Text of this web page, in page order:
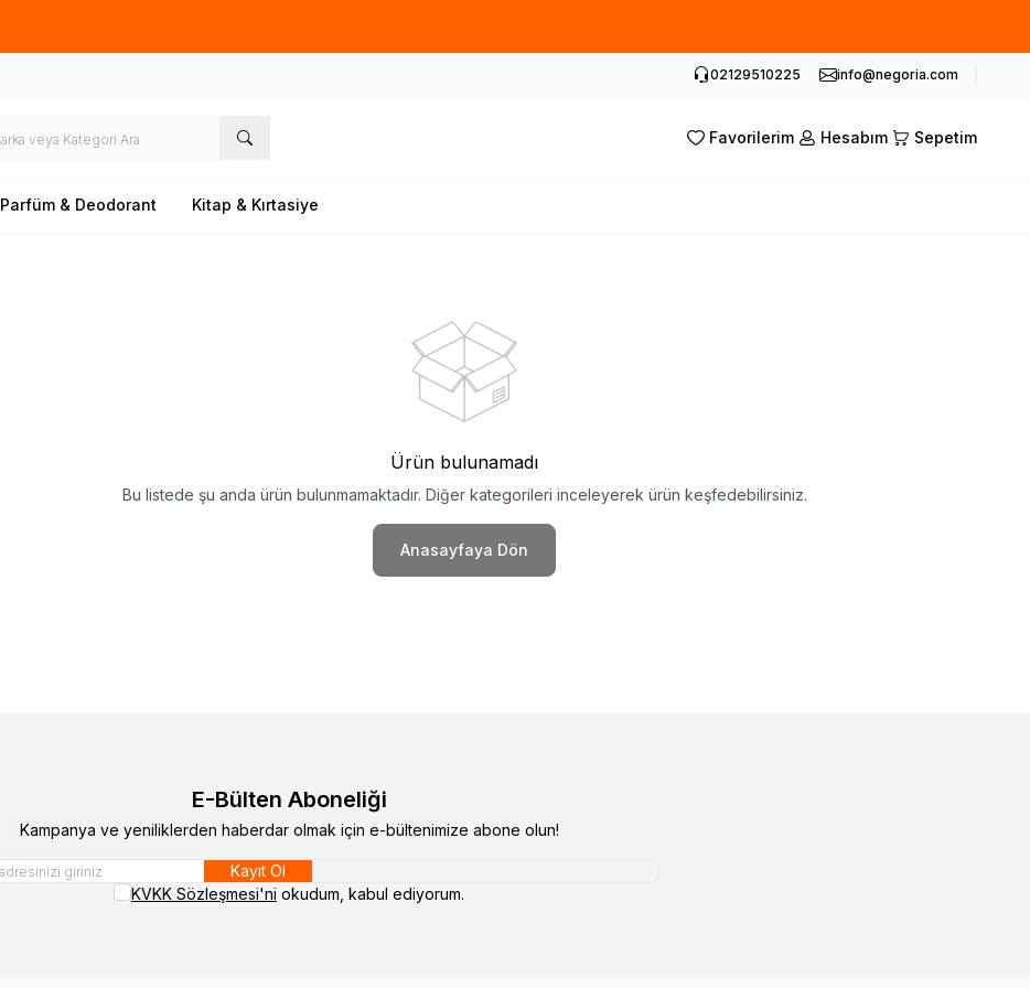
02129510225 info@negoria.com
Favorilerim Hesabım Sepetim
Parfüm & Deodorant Kitap & Kırtasiye
Ürün bulunamadı
Bu listede şu anda ürün bulunmamaktadır. Diğer kategorileri inceleyerek ürün keşfedebilirsiniz.
Anasayfaya Dön
E-Bülten Aboneliği
Kampanya ve yeniliklerden haberdar olmak için e-bültenimize abone olun!
Kayıt Ol
KVKK Sözleşmesi'ni okudum, kabul ediyorum.